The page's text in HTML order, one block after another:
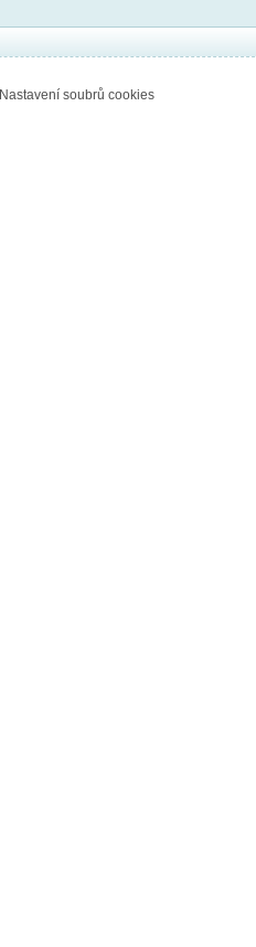
Nastavení soubrů cookies